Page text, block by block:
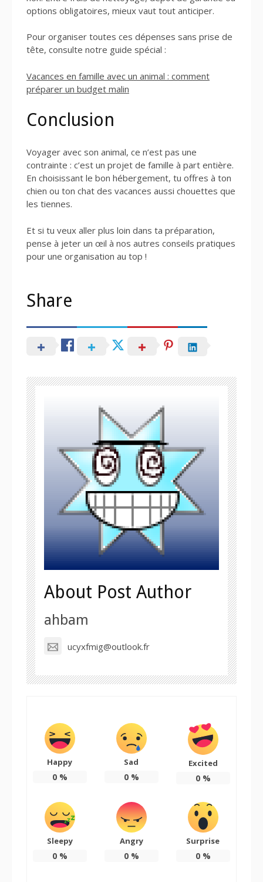
options obligatoires, mieux vaut tout anticiper.
Pour organiser toutes ces dépenses sans prise de
tête, consulte notre guide spécial :
Vacances en famille avec un animal : comment
préparer un budget malin
Conclusion
Voyager avec son animal, ce n’est pas une
contrainte : c’est un projet de famille à part entière.
En choisissant le bon hébergement, tu offres à ton
chien ou ton chat des vacances aussi chouettes que
les tiennes.
Et si tu veux aller plus loin dans ta préparation,
pense à jeter un œil à nos autres conseils pratiques
pour une organisation au top !
Share
About Post Author
ahbam
ucyxfmig@outlook.fr
Happy
0%
Sad
0%
Excited
0%
Sleepy
0%
Angry
0%
Surprise
0%